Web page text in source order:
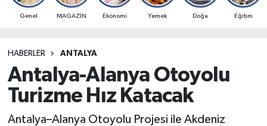
Genel MAGAZİN Ekonomi Yemek Doğa Eğitim
HABERLER ANTALYA
Antalya-Alanya Otoyolu
Turizme Hız Katacak
Antalya–Alanya Otoyolu Projesi ile Akdeniz
MAGAZİN
SPOR
RESMİ İLANLAR
Süper Lig Puan Durumu ve Fikstür
Son Dakika Haberleri
Haber Arşivi